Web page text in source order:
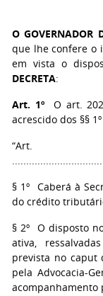
O GOVERNADOR
que lhe confere o
em vista o
DECRETA:
Art. 1ºO art. 202
acrescido dos §§
§ 1º Caberá à
do crédito
§ 2º O disposto
ativa,
prevista no caput
pela Advocacia-
acompanhamento